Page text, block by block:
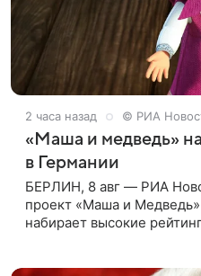
2 часа назад © РИА
«Маша и медведь»
в Германии
БЕРЛИН, 8 авг — РИА
проект «Маша и
набирает высокие